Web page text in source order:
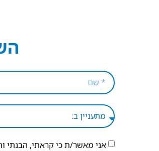
אני מאשר/ת כי קראתי, הבנתי